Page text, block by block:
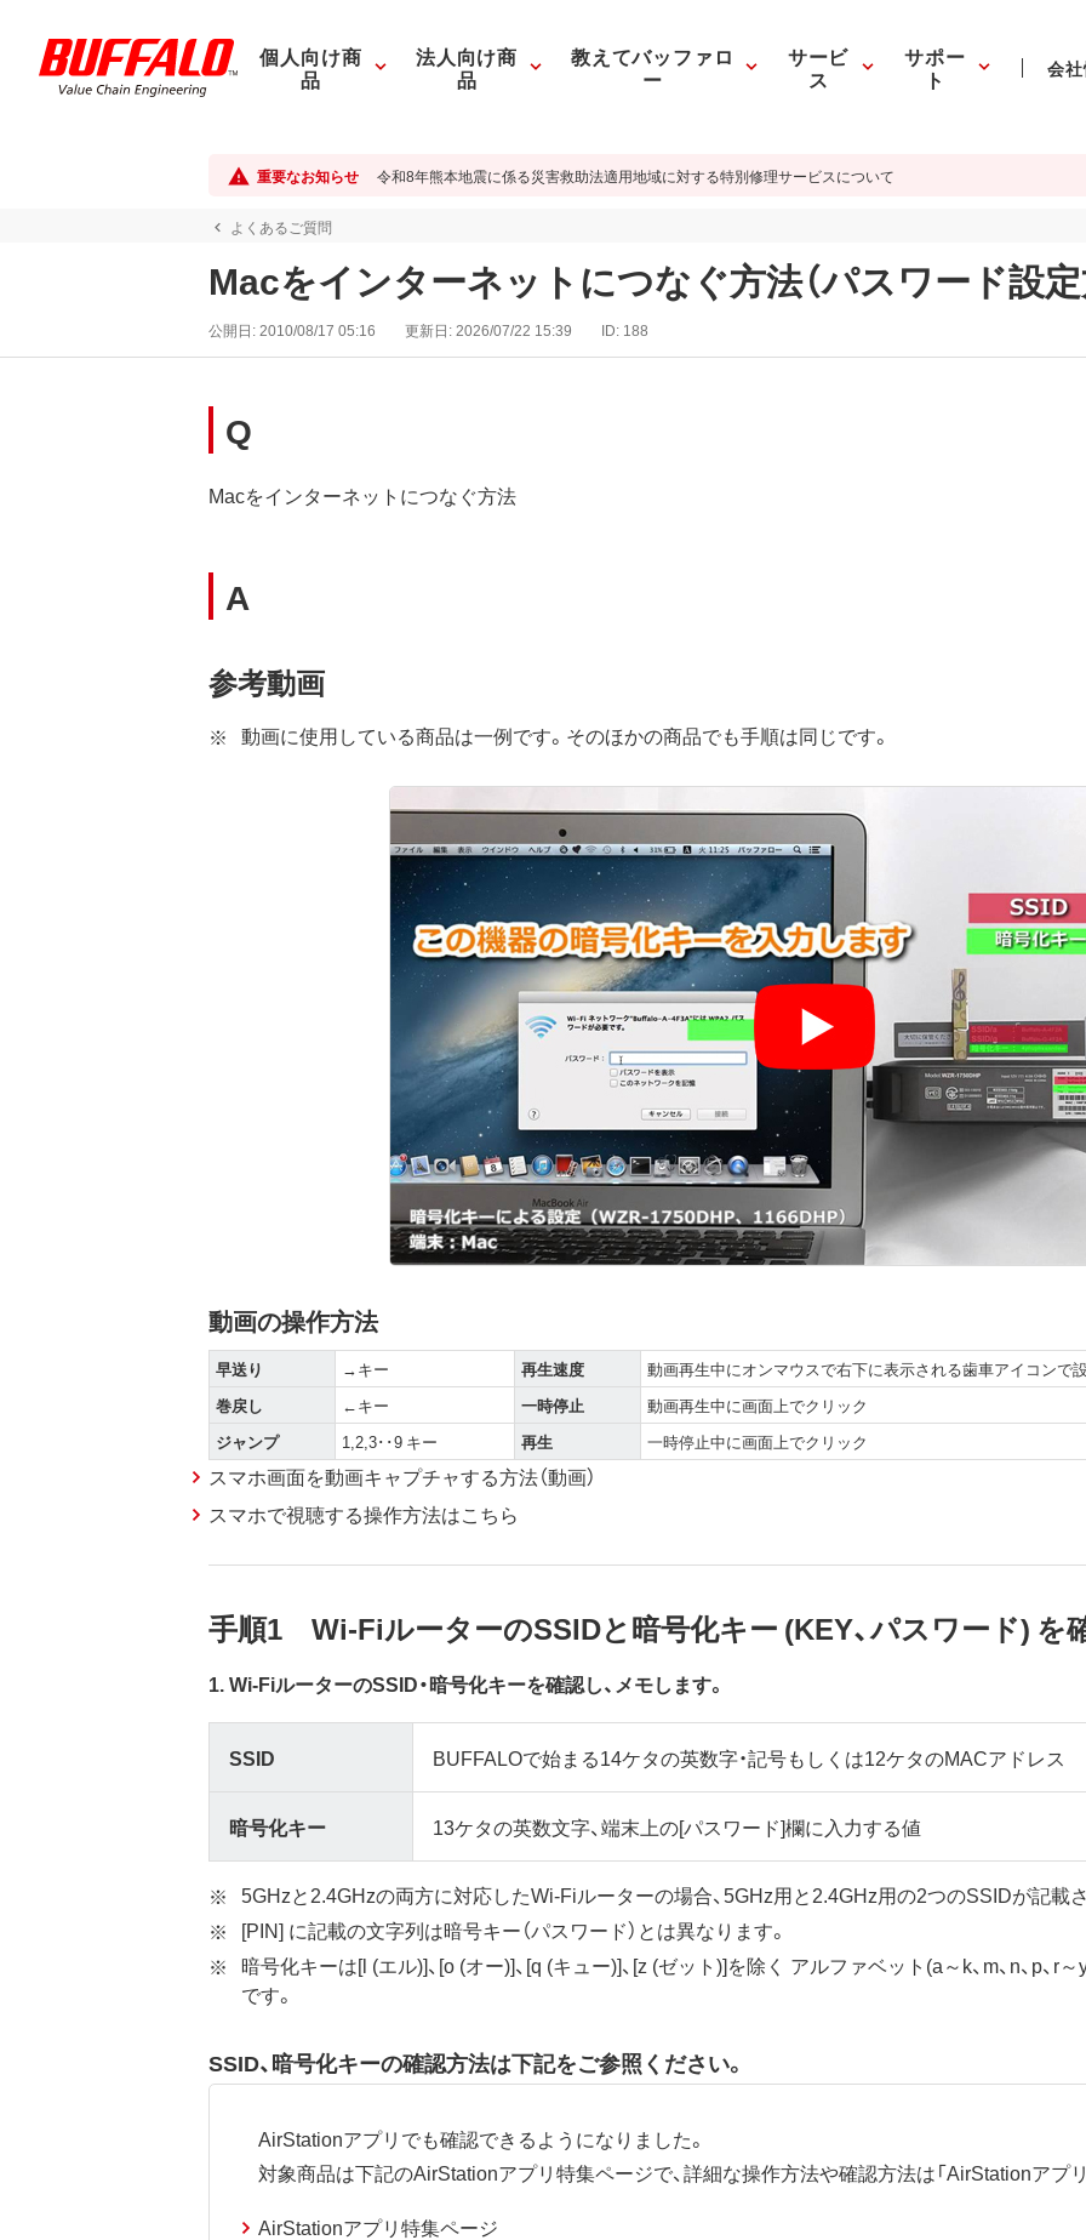
個人向け商
品
法人向け商
品
教えてバッファロ
ー
サービ
ス
サポー
ト 会
重要なお知らせ 令和8年熊本地震に係る災害救助法適用地域に対する特別修理サービスについて
よくあるご質問
Macをインターネットにつなぐ方法（パスワード設定
公開日:2010/08/17 05:16 更新日:2026/07/22 15:39 ID: 188
Q
Macをインターネットにつなぐ方法
A
参考動画
動画に使用している商品は一例です。そのほかの商品でも手順は同じです。
動画の操作方法
早送り →キー 再生速度
動画再生中にオンマウスで右下に表示される歯車アイコンで
巻戻し
←キー 一時停止
動画再生中に画面上でクリック
ジャンプ
1,2,3･･9 キー 再生 一時停止中に画面上でクリック
スマホ画面を動画キャプチャする方法（動画）
スマホで視聴する操作方法はこちら
手順1 Wi-FiルーターのSSIDと暗号化キー (KEY、パスワード) を
1. Wi-FiルーターのSSID・暗号化キーを確認し、メモします。
SSID BUFFALOで始まる14ケタの英数字・記号もしくは12ケタのMACアドレス
暗号化キー 13ケタの英数文字、端末上の[パスワード]欄に入力する値
5GHzと2.4GHzの両方に対応したWi-Fiルーターの場合、5GHz用と2.4GHz用の2つのSSIDが記載
[PIN] に記載の文字列は暗号キー（パスワード）とは異なります。
暗号化キーは[l (エル)]、[o (オー)]、[q (キュー)]、[z (ゼット)]を除く アルファベット(a～k、m、n、p、
です。
SSID、暗号化キーの確認方法は下記をご参照ください。
AirStationアプリでも確認できるようになりました。
対象商品は下記のAirStationアプリ特集ページで、詳細な操作方法や確認方法は「AirStationアプリ
AirStationアプリ特集ページ